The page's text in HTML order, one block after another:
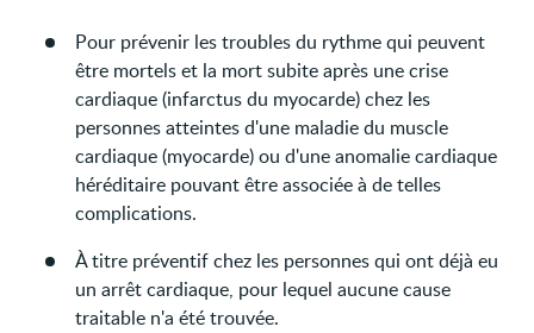
Pour prévenir les troubles du rythme qui peuvent
être mortels et la mort subite après une crise
cardiaque (infarctus du myocarde) chez les
personnes atteintes d'une maladie du muscle
cardiaque (myocarde) ou d'une anomalie cardiaque
héréditaire pouvant être associée à de telles
complications.
À titre préventif chez les personnes qui ont déjà eu
un arrêt cardiaque, pour lequel aucune cause
traitable n'a été trouvée.